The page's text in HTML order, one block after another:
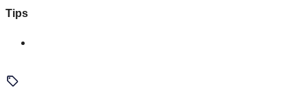
Tips